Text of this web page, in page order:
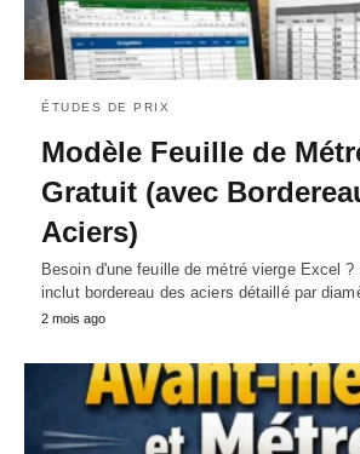
ÉTUDES DE PRIX
Modèle Feuille de
Gratuit (avec
Aciers)
Besoin d'une feuille de métré vierge Excel ?
inclut bordereau des aciers détaillé par
2 mois ago